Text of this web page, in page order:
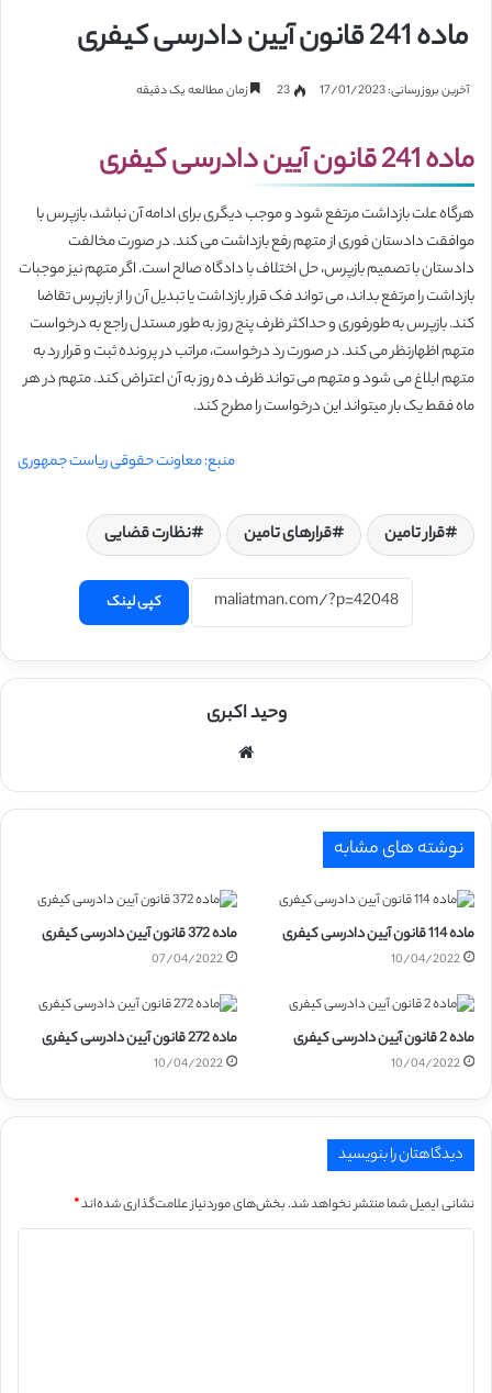
ماده 241 قانون آیین دادرسی کیفری
آخرین بروزرسانی: 17/01/2023 23 زمان مطالعه یک دقیقه
ماده 241 قانون آیین دادرسی کیفری
هرگاه علت بازداشت مرتفع شود و موجب دیگری برای ادامه آن نباشد، بازپرس با
موافقت دادستان فوری از متهم رفع بازداشت می کند. در صورت مخالفت
دادستان با تصمیم بازپرس، حل اختلاف با دادگاه صالح است. اگر متهم نیز موجبات
بازداشت را مرتفع بداند، می تواند فک قرار بازداشت یا تبدیل آن را از بازپرس تقاضا
کند. بازپرس به طورفوری و حداکثر ظرف پنج روز به طور مستدل راجع به درخواست
متهم اظهارنظر می کند. در صورت رد درخواست، مراتب در پرونده ثبت و قرار رد به
متهم ابلاغ می شود و متهم می تواند ظرف ده روز به آن اعتراض کند. متهم در هر
ماه فقط یک بار میتواند این درخواست را مطرح کند.
منبع: معاونت حقوقی ریاست جمهوری
قرار تامین قرارهای تامین نظارت قضایی
کپی لینک
وحید اکبری
نوشته های مشابه
ماده 114 قانون آیین دادرسی کیفری
10/04/2022
ماده 372 قانون آیین دادرسی کیفری
07/04/2022
ماده 2 قانون آیین دادرسی کیفری
10/04/2022
ماده 272 قانون آیین دادرسی کیفری
10/04/2022
دیدگاهتان را بنویسید
نشانی ایمیل شما منتشر نخواهد شد.بخش‌های موردنیاز علامت‌گذاری شده‌اند*